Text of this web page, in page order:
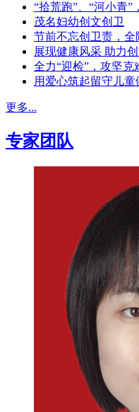
“拾荒跑”、“河小青
茂名妇幼创文创卫
节前不忘创卫责，全
展现健康风采 助力
全力“迎检”，攻坚克
用爱心筑起留守儿
更多...
专家团队